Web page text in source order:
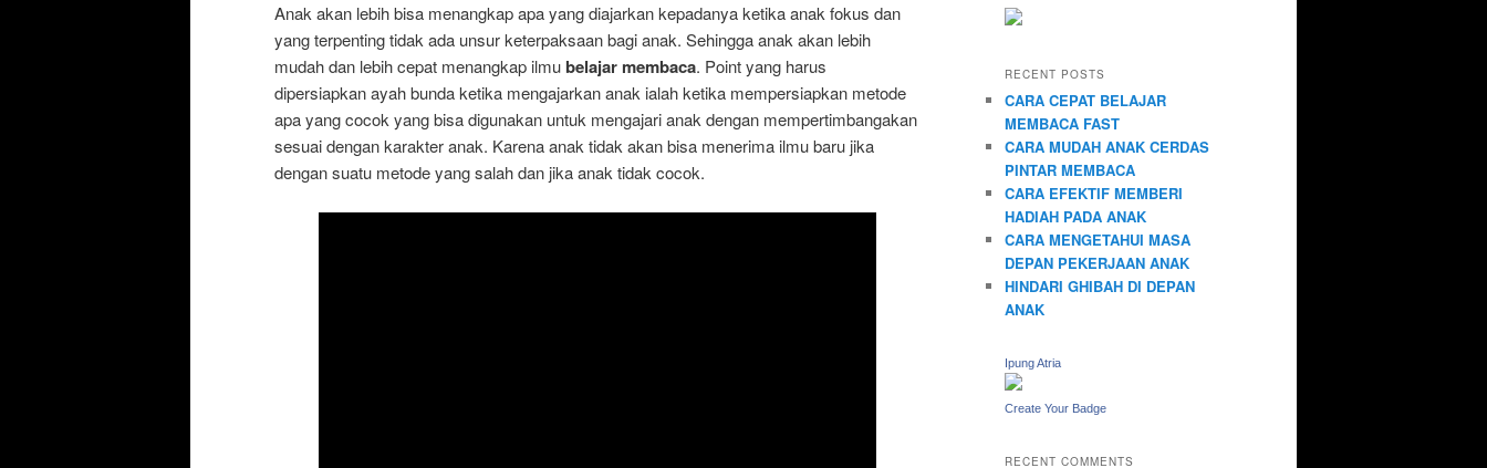
Anak akan lebih bisa menangkap apa yang diajarkan kepadanya ketika anak fokus dan
yang terpenting tidak ada unsur keterpaksaan bagi anak. Sehingga anak akan lebih
mudah dan lebih cepat menangkap ilmubelajar membaca. Point yang harus
dipersiapkan ayah bunda ketika mengajarkan anak ialah ketika mempersiapkan metode
apa yang cocok yang bisa digunakan untuk mengajari anak dengan mempertimbangakan
sesuai dengan karakter anak. Karena anak tidak akan bisa menerima ilmu baru jika
dengan suatu metode yang salah dan jika anak tidak cocok.
RECENT POSTS
CARA CEPAT BELAJAR
MEMBACA FAST
CARA MUDAH ANAK CERDAS
PINTAR MEMBACA
CARA EFEKTIF MEMBERI
HADIAH PADA ANAK
CARA MENGETAHUI MASA
DEPAN PEKERJAAN ANAK
HINDARI GHIBAH DI DEPAN
ANAK
Ipung Atria
Create Your Badge
RECENT COMMENTS